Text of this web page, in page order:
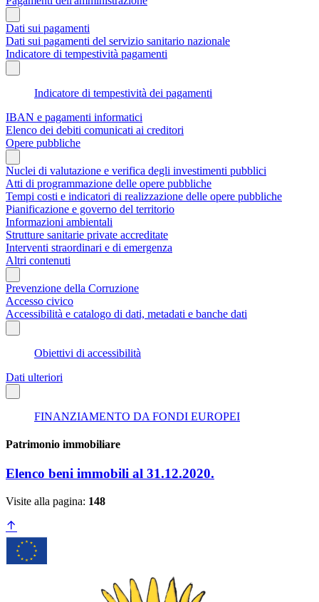
Dati sui pagamenti
Dati sui pagamenti del servizio sanitario nazionale
Indicatore di tempestività pagamenti
Indicatore di tempestività dei pagamenti
IBAN e pagamenti informatici
Elenco dei debiti comunicati ai creditori
Opere pubbliche
Nuclei di valutazione e verifica degli investimenti pubblici
Atti di programmazione delle opere pubbliche
Tempi costi e indicatori di realizzazione delle opere pubbliche
Pianificazione e governo del territorio
Informazioni ambientali
Strutture sanitarie private accreditate
Interventi straordinari e di emergenza
Altri contenuti
Prevenzione della Corruzione
Accesso civico
Accessibilità e catalogo di dati, metadati e banche dati
Obiettivi di accessibilità
Dati ulteriori
FINANZIAMENTO DA FONDI EUROPEI
Patrimonio immobiliare
Elenco beni immobili al 31.12.2020.
Visite alla pagina: 148